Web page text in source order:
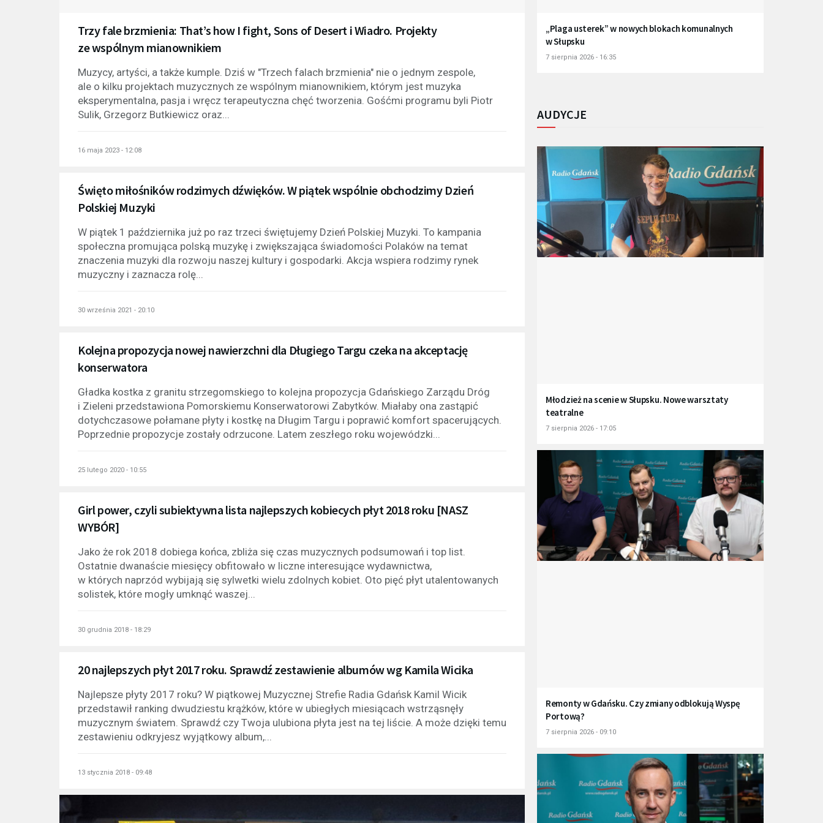
Trzy fale brzmienia: That’s how I fight, Sons of Desert i Wiadro. Projekty
ze wspólnym mianownikiem
Muzycy, artyści, a także kumple. Dziś w "Trzech falach brzmienia" nie o jednym zespole,
ale o kilku projektach muzycznych ze wspólnym mianownikiem, którym jest muzyka
eksperymentalna, pasja i wręcz terapeutyczna chęć tworzenia. Gośćmi programu byli Piotr
Sulik, Grzegorz Butkiewicz oraz...
16 maja 2023 - 12:08
Święto miłośników rodzimych dźwięków. W piątek wspólnie obchodzimy Dzień
Polskiej Muzyki
W piątek 1 października już po raz trzeci świętujemy Dzień Polskiej Muzyki. To kampania
społeczna promująca polską muzykę i zwiększająca świadomości Polaków na temat
znaczenia muzyki dla rozwoju naszej kultury i gospodarki. Akcja wspiera rodzimy rynek
muzyczny i zaznacza rolę...
30 września 2021 - 20:10
Kolejna propozycja nowej nawierzchni dla Długiego Targu czeka na akceptację
konserwatora
Gładka kostka z granitu strzegomskiego to kolejna propozycja Gdańskiego Zarządu Dróg
i Zieleni przedstawiona Pomorskiemu Konserwatorowi Zabytków. Miałaby ona zastąpić
dotychczasowe połamane płyty i kostkę na Długim Targu i poprawić komfort spacerujących.
Poprzednie propozycje zostały odrzucone. Latem zeszłego roku wojewódzki...
25 lutego 2020 - 10:55
Girl power, czyli subiektywna lista najlepszych kobiecych płyt 2018 roku [NASZ
WYBÓR]
Jako że rok 2018 dobiega końca, zbliża się czas muzycznych podsumowań i top list.
Ostatnie dwanaście miesięcy obfitowało w liczne interesujące wydawnictwa,
w których naprzód wybijają się sylwetki wielu zdolnych kobiet. Oto pięć płyt utalentowanych
solistek, które mogły umknąć waszej...
30 grudnia 2018 - 18:29
20 najlepszych płyt 2017 roku. Sprawdź zestawienie albumów wg Kamila Wicika
Najlepsze płyty 2017 roku? W piątkowej Muzycznej Strefie Radia Gdańsk Kamil Wicik
przedstawił ranking dwudziestu krążków, które w ubiegłych miesiącach wstrząsnęły
muzycznym światem. Sprawdź czy Twoja ulubiona płyta jest na tej liście. A może dzięki temu
zestawieniu odkryjesz wyjątkowy album,...
13 stycznia 2018 - 09:48
„Plaga usterek” w nowych blokach komunalnych
w Słupsku
7 sierpnia 2026 - 16:35
AUDYCJE
Młodzież na scenie w Słupsku. Nowe warsztaty
teatralne
7 sierpnia 2026 - 17:05
Remonty w Gdańsku. Czy zmiany odblokują Wyspę
Portową?
7 sierpnia 2026 - 09:10